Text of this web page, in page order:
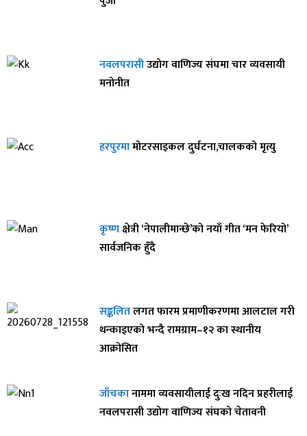
नवलपरासीउद्योग वाणिज्य संघमा चार व्यवसायी
मनोनीत
हरपुरमामोटरसाइकल दुर्घटना,चालकको मृत्यु
कृष्णक्षेत्री ‘नेपालीमान्छे’को नयाँ गीत ‘मन फेरियो’
सार्वजनिक हुँदै
सङ्कलितलगत फारम प्रमाणीकरणमा आलटाल गरी
थन्काइएको भन्दै रामग्राम–१२ का स्थानीय
आक्रोसित
जाँचकानाममा व्यवसायीलाई दुःख नदिन प्रहरीलाई
नवलपरासी उद्योग वाणिज्य संघको चेतावनी